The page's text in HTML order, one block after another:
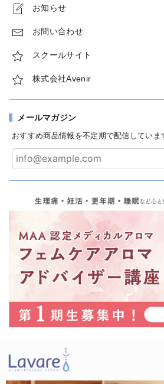
お知らせ
お問い合わせ
スクールサイト
株式会社Avenir
メールマガジン
おすすめ商品情報を不定期で配信していま